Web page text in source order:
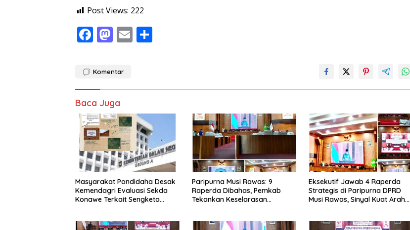
Post Views: 222
F
e
o
o
k
M
to
o
n
E
Komentar
Baca Juga
Masyarakat Pondidaha Desak
Kemendagri Evaluasi Sekda
Konawe Terkait Sengketa
Paripurna Musi Rawas: 9
Raperda Dibahas, Pemkab
Tekankan Keselarasan
Eksekutif Jawab 4 Raperda
Strategis di Paripurna DPRD
Musi Rawas, Sinyal Kuat Arah